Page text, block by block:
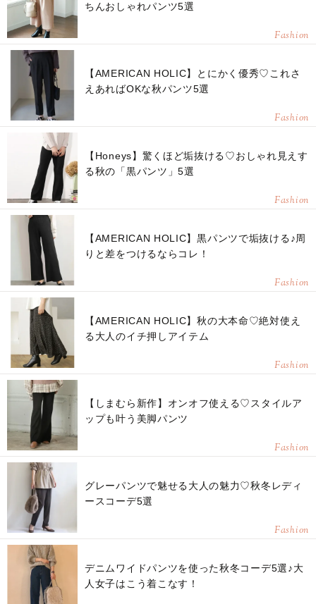
ちんおしゃれパンツ5選
Fashion
【AMERICAN HOLIC】とにかく優秀♡これさ
えあればOKな秋パンツ5選
Fashion
【Honeys】驚くほど垢抜ける♡おしゃれ見えす
る秋の「黒パンツ」5選
Fashion
【AMERICAN HOLIC】黒パンツで垢抜ける♪周
りと差をつけるならコレ！
Fashion
【AMERICAN HOLIC】秋の大本命♡絶対使え
る大人のイチ押しアイテム
Fashion
【しまむら新作】オンオフ使える♡スタイルア
ップも叶う美脚パンツ
Fashion
グレーパンツで魅せる大人の魅力♡秋冬レディ
ースコーデ5選
Fashion
デニムワイドパンツを使った秋冬コーデ5選♪大
人女子はこう着こなす！